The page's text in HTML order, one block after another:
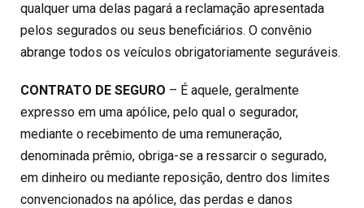
qualquer uma delas pagará a reclamação apresentada
pelos segurados ou seus beneficiários. O convênio
abrange todos os veículos obrigatoriamente seguráveis.
CONTRATO DE SEGURO – É aquele, geralmente
expresso em uma apólice, pelo qual o segurador,
mediante o recebimento de uma remuneração,
denominada prêmio, obriga-se a ressarcir o segurado,
em dinheiro ou mediante reposição, dentro dos limites
convencionados na apólice, das perdas e danos